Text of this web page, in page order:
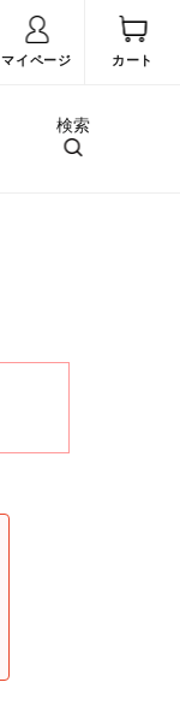
マイページ カート
検索